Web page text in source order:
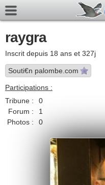
raygra
Inscrit depuis 18 ans et 327j
Souti€n palombe.com
Participations :
Tribune :
0
Forum :
1
Photos :
0